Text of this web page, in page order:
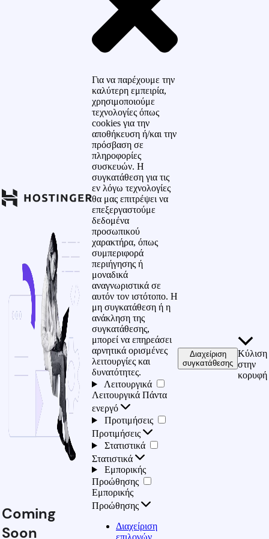
Coming
Soon
Για να παρέχουμε την
καλύτερη εμπειρία,
χρησιμοποιούμε
τεχνολογίες όπως
cookies για την
αποθήκευση ή/και την
πρόσβαση σε
πληροφορίες
συσκευών. Η
συγκατάθεση για τις
εν λόγω τεχνολογίες
θα μας επιτρέψει να
επεξεργαστούμε
δεδομένα
προσωπικού
χαρακτήρα, όπως
συμπεριφορά
περιήγησης ή
μοναδικά
αναγνωριστικά σε
αυτόν τον ιστότοπο. Η
μη συγκατάθεση ή η
ανάκληση της
συγκατάθεσης,
μπορεί να επηρεάσει
αρνητικά ορισμένες
λειτουργίες και
δυνατότητες.
Λειτουργικά
Λειτουργικά Πάντα
ενεργό
Προτιμήσεις
Προτιμήσεις
Στατιστικά
Στατιστικά
Εμπορικής
Προώθησης
Εμπορικής
Προώθησης
Διαχείριση
επιλογών
Διαχείριση
συγκατάθεσης
Κύλιση
στην
κορυφή